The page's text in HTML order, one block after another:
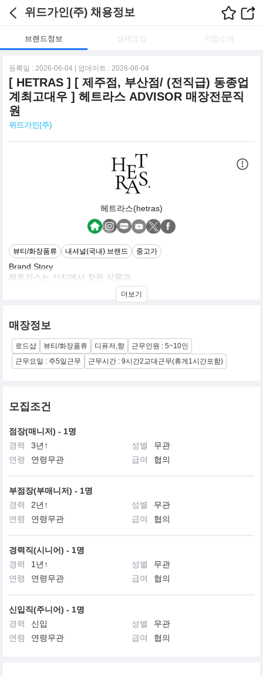
위드가인(주) 채용정보
브랜드정보 상세요강 기업소개
등록일 : 2026-06-04 | 업데이트 : 2026-06-04
[ HETRAS ] [ 제주점, 부산점/ (전직급) 동종업
계최고대우 ] 헤트라스 ADVISOR 매장전문직
원
위드가인(주)
헤트라스(hetras)
뷰티/화장품류 내셔널(국내) 브랜드 중고가
Brand Story
헤트라스는 산지에서 찾은 식물과,
아름다워질 수 있는 향을 연구하고 있습니다.
하루하루 지쳐가는 삶 속 향으로 행복을 기억하고 삶의 치유를 전달
하고자 합니다.
주인공이 되고픈 향, 기억을 불러오는 향,
사랑하는 사람과의 설렘을 줄 수 있는
더보기
매장정보
로드샵 뷰티/화장품류 디퓨저,향
근무인원 : 5~10인
근무요일 : 주5일근무
근무시간 : 9시간2교대근무(휴게1시간포함)
모집조건
점장(매니저) - 1명
경력
3년↑ 성별
무관
연령
연령무관 급여 협의
부점장(부매니저) - 1명
경력
2년↑ 성별
무관
연령
연령무관 급여 협의
경력직(시니어) - 1명
경력
1년↑ 성별
무관
연령
연령무관 급여 협의
신입직(주니어) - 1명
경력
신입 성별
무관
연령
연령무관 급여 협의